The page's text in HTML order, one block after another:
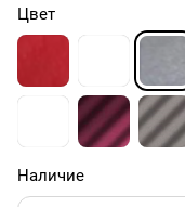
Цвет
Наличие